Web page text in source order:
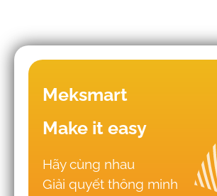
triển khai WMS - TMS
Nên thuê phần mềm
vị chuyên nghiệp hay
Meksmart
Make it easy
Hãy cùng nhau
Giải quyết thông minh